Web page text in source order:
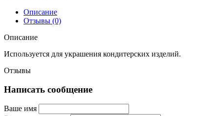
Описание
Отзывы (0)
Описание
Используется для украшения кондитерских изделий.
Отзывы
Написать сообщение
Ваше имя